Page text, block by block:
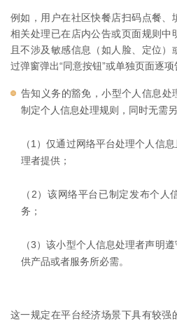
例如，用户在社区快餐店扫码点餐、
相关处理已在店内公告或页面规则中
且不涉及敏感信息（如人脸、定位
过弹窗弹出“同意按钮”或单独页面逐项
告知义务的豁免，小型个人信息处
制定个人信息处理规则，同时无需
（1）仅通过网络平台处理个人信
理者提供；
（2）该网络平台已制定发布个人
务；
（3）该小型个人信息处理者声明
供产品或者服务所必需。
这一规定在平台经济场景下具有较强